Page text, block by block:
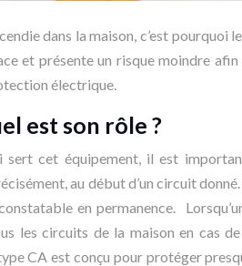
dans la maison, c’est
et présente un risque moindre
électrique.
est son rôle ?
cet équipement, il est
au début d’un circuit
en permanence.
les circuits de la maison en
CA est conçu pour protéger